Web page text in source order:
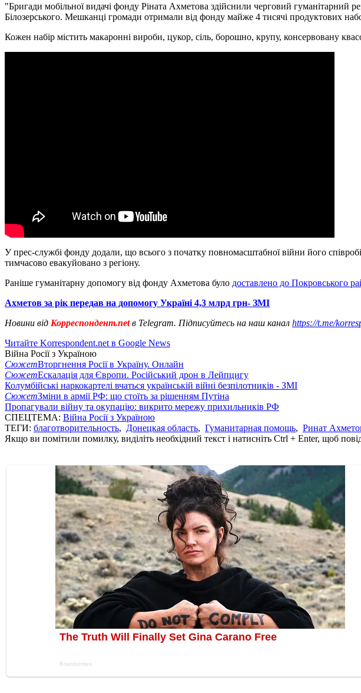
"Бригади мобільної видачі фонду Ріната Ахметова здійснили черговий
Білозерського. Мешканці громади отримали від фонду майже 4 тисячі продуктових
Кожен набір містить макаронні вироби, цукор, сіль, борошно, крупу, консервовану
У прес-службі фонду додали, що всього з початку повномасштабної війни його
тимчасово евакуйовано з регіону.
Раніше гуманітарну допомогу від фонду Ахметова було доставлено до Покровського
Ахметов за рік передав на допомогу Україні 4,3 млрд грн- ЗМІ
Новини від Корреспондент.netв Telegram. Підписуйтесь на наш канал https://t.me/
Читайте Korrespondent.net в Google News
Війна Росії з Україною
СюжетВторгнення Росії в Україну. Онлайн
СюжетЕскалація для Європи. Російський дрон в Лейпцигу
Колумбійські наркокартелі вчаться українській війні безпілотників - ЗМІ
СюжетЗміни в армії РФ: що стоїть за рішенням Путіна
Пропагували війну та окупацію: викрито мережу прихильників РФ
СПЕЦТЕМА: Війна Росії з Україною
ТЕГИ: благотворительность, Донецкая область, Гуманитарная помощь, Ринат
Якщо ви помітили помилку, виділіть необхідний текст і натисніть Ctrl + Enter, щоб